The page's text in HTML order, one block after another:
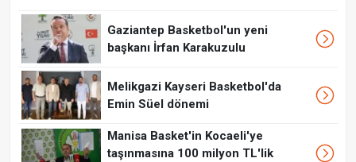
Gaziantep Basketbol'un yeni
başkanı İrfan Karakuzulu
Melikgazi Kayseri Basketbol'da
Emin Süel dönemi
Manisa Basket'in Kocaeli'ye
taşınmasına 100 milyon TL'lik